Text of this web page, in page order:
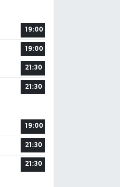
19:00
19:00
21:30
21:30
19:00
21:30
21:30